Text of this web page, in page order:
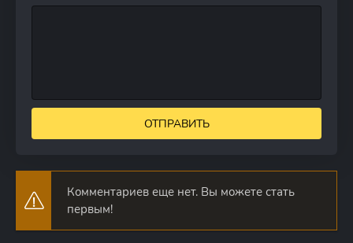
ОТПРАВИТЬ
Комментариев еще нет. Вы можете стать
первым!